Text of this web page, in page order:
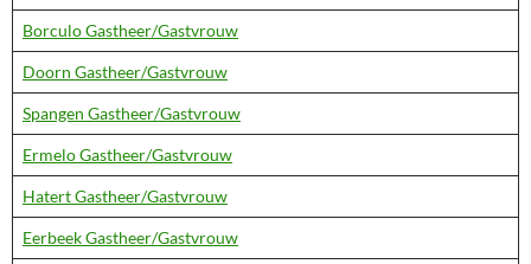
Borculo Gastheer/Gastvrouw
Doorn Gastheer/Gastvrouw
Spangen Gastheer/Gastvrouw
Ermelo Gastheer/Gastvrouw
Hatert Gastheer/Gastvrouw
Eerbeek Gastheer/Gastvrouw